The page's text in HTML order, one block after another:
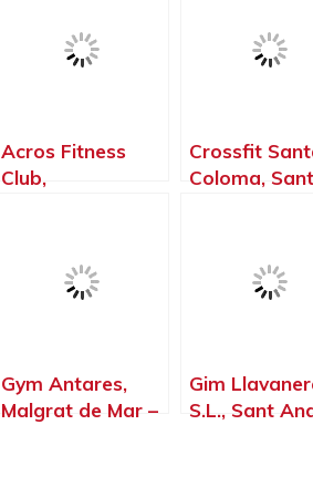
Acros Fitness
Club,
Crossfit
Coloma,
Gym Antares,
Malgrat de Mar –
Gim
S.L., Sant